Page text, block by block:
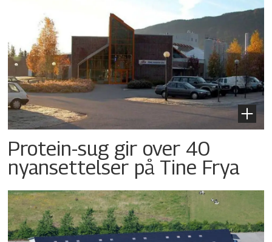
Protein-sug gir over 40
nyansettelser på Tine Frya